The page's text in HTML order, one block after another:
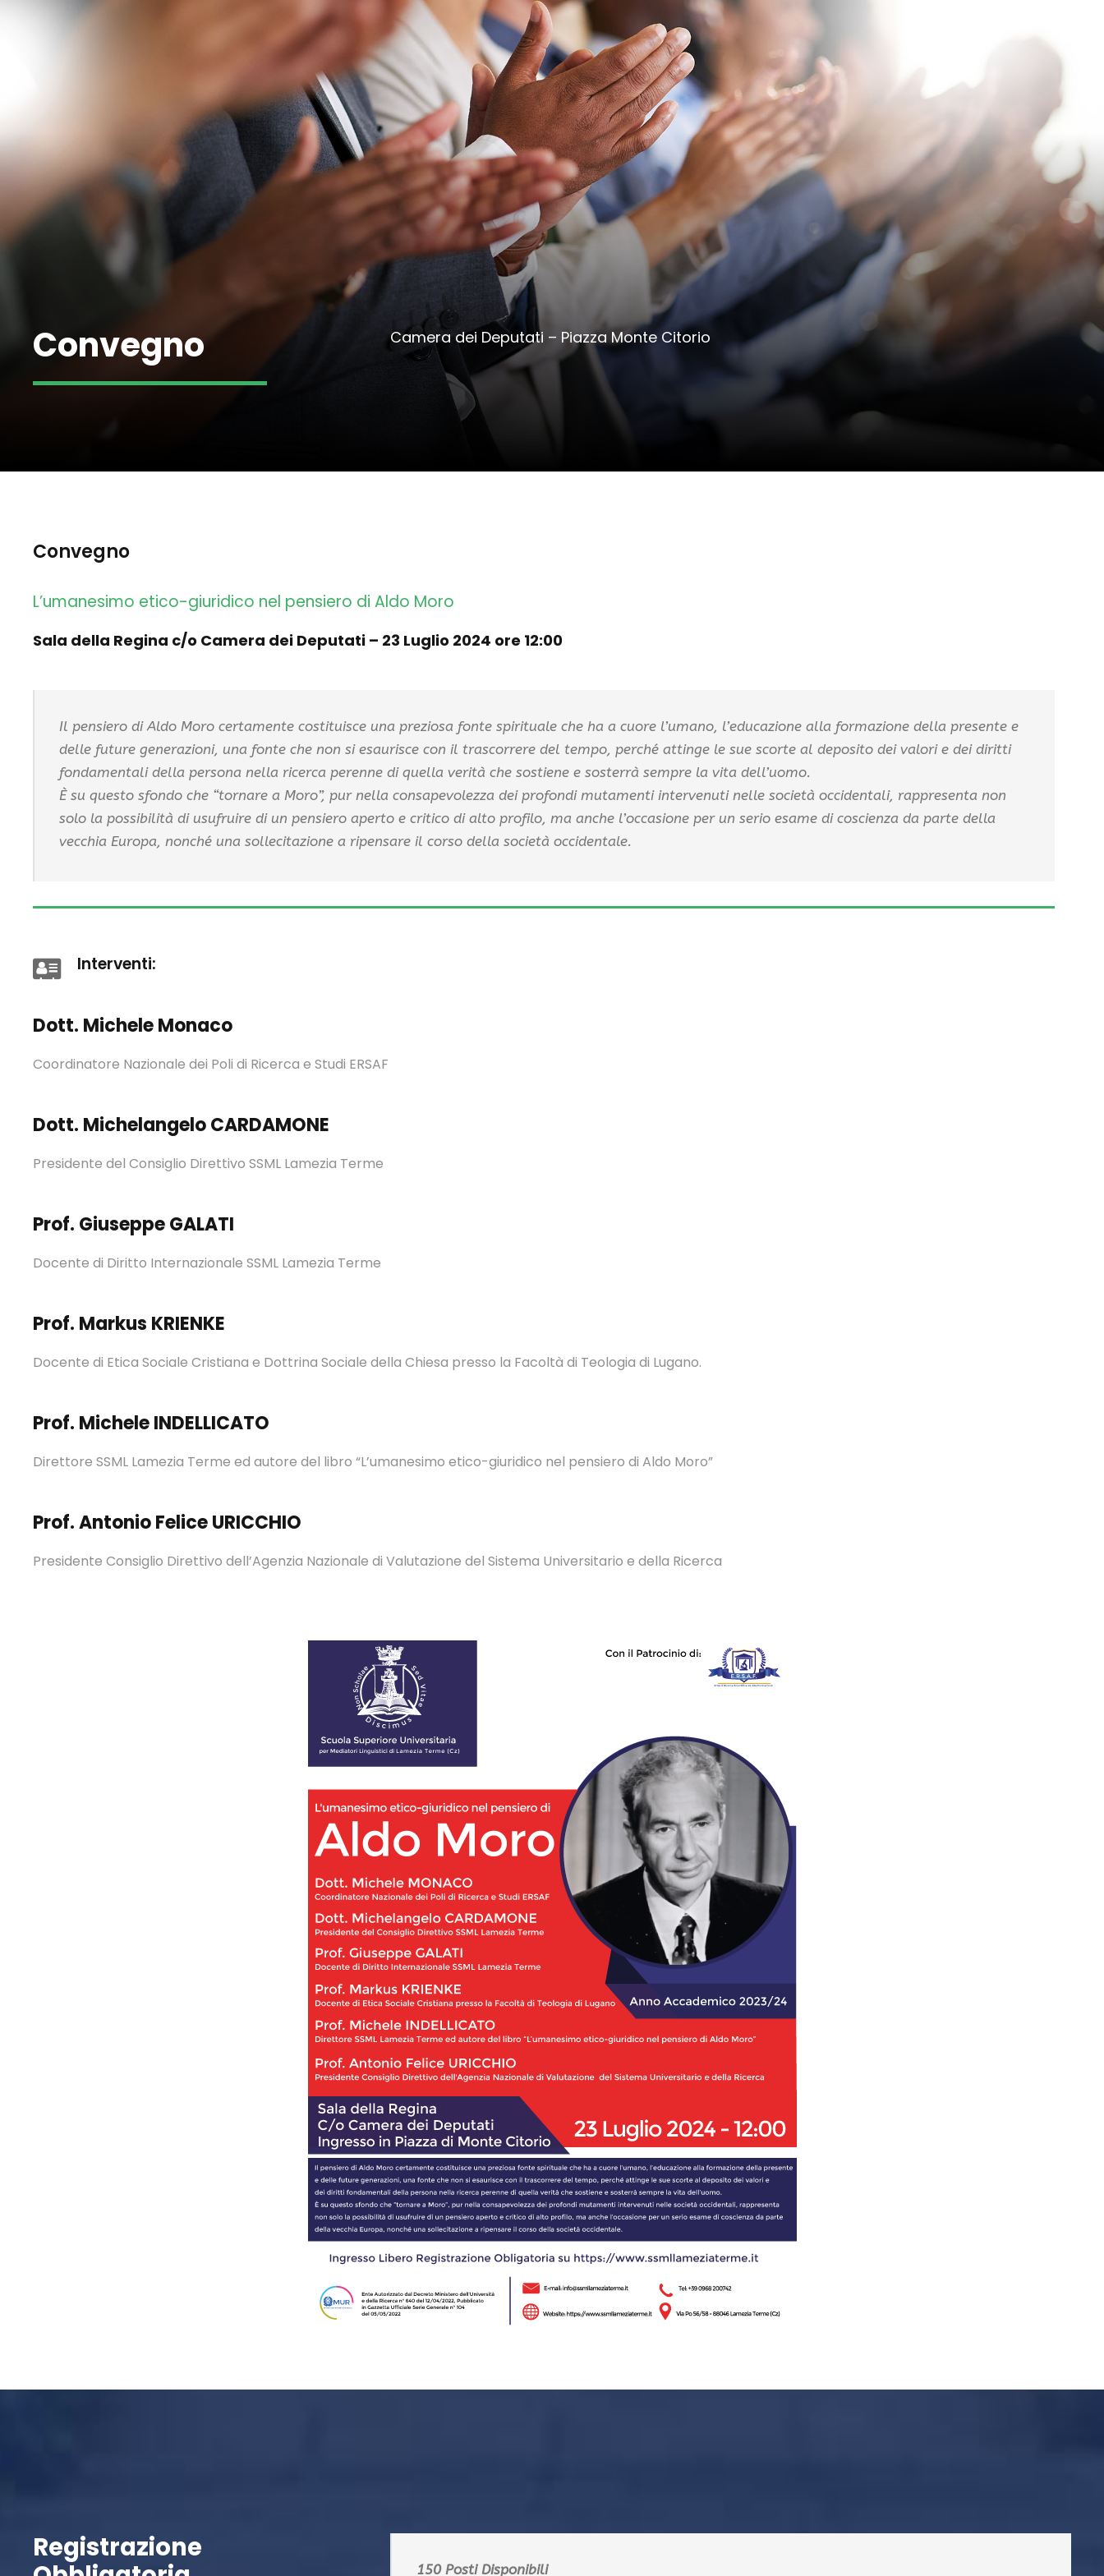
Convegno Camera dei Deputati – Piazza Monte Citorio
Convegno
L’umanesimo etico-giuridico nel pensiero di Aldo Moro
Sala della Regina c/o Camera dei Deputati – 23 Luglio 2024 ore 12:00
Il pensiero di Aldo Moro certamente costituisce una preziosa fonte spirituale che ha a cuore l’umano, l’educazione alla formazione della presente e
delle future generazioni, una fonte che non si esaurisce con il trascorrere del tempo, perché attinge le sue scorte al deposito dei valori e dei diritti
fondamentali della persona nella ricerca perenne di quella verità che sostiene e sosterrà sempre la vita dell’uomo.
È su questo sfondo che “tornare a Moro”, pur nella consapevolezza dei profondi mutamenti intervenuti nelle società occidentali, rappresenta non
solo la possibilità di usufruire di un pensiero aperto e critico di alto profilo, ma anche l’occasione per un serio esame di coscienza da parte della
vecchia Europa, nonché una sollecitazione a ripensare il corso della società occidentale.
Interventi:
Dott. Michele Monaco
Coordinatore Nazionale dei Poli di Ricerca e Studi ERSAF
Dott. Michelangelo CARDAMONE
Presidente del Consiglio Direttivo SSML Lamezia Terme
Prof. Giuseppe GALATI
Docente di Diritto Internazionale SSML Lamezia Terme
Prof. Markus KRIENKE
Docente di Etica Sociale Cristiana e Dottrina Sociale della Chiesa presso la Facoltà di Teologia di Lugano.
Prof. Michele INDELLICATO
Direttore SSML Lamezia Terme ed autore del libro “L’umanesimo etico-giuridico nel pensiero di Aldo Moro”
Prof. Antonio Felice URICCHIO
Presidente Consiglio Direttivo dell’Agenzia Nazionale di Valutazione del Sistema Universitario e della Ricerca
Registrazione
150 Posti Disponibili